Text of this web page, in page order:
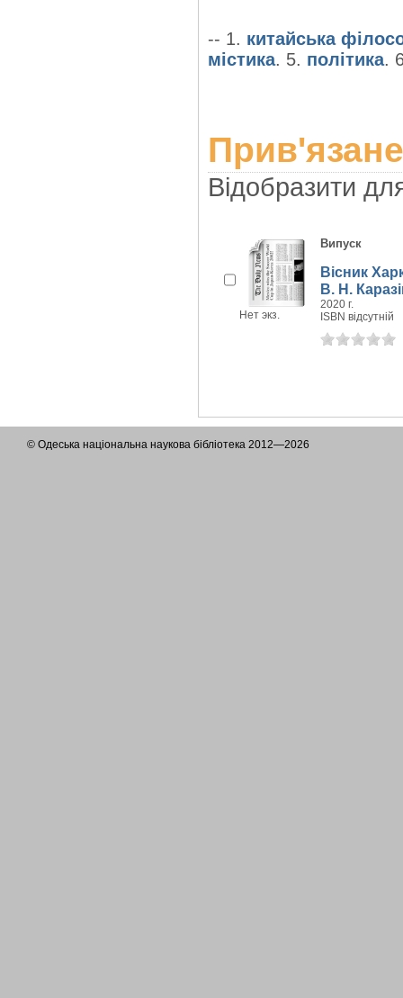
-- 1. китайська
містика. 5. політика.
Відобразити
Нет экз.
Випуск
Вісник
В. Н.
2020 г.
ISBN відсутній
© Одеська національна наукова бібліотека 2012—2026